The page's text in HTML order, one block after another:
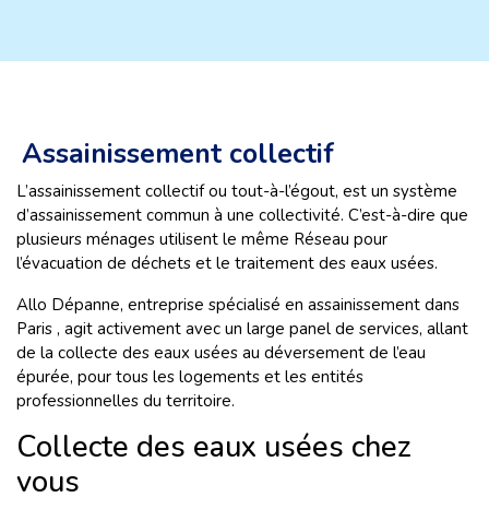
Assainissement collectif
L’assainissement collectif ou tout-à-l’égout, est un système
d’assainissement commun à une collectivité. C’est-à-dire que
plusieurs ménages utilisent le même Réseau pour
l’évacuation de déchets et le traitement des eaux usées.
Allo Dépanne, entreprise spécialisé en assainissement dans
Paris , agit activement avec un large panel de services, allant
de la collecte des eaux usées au déversement de l’eau
épurée, pour tous les logements et les entités
professionnelles du territoire.
Collecte des eaux usées chez
vous